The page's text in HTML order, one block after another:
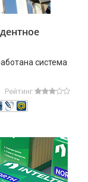
система
Рейтинг